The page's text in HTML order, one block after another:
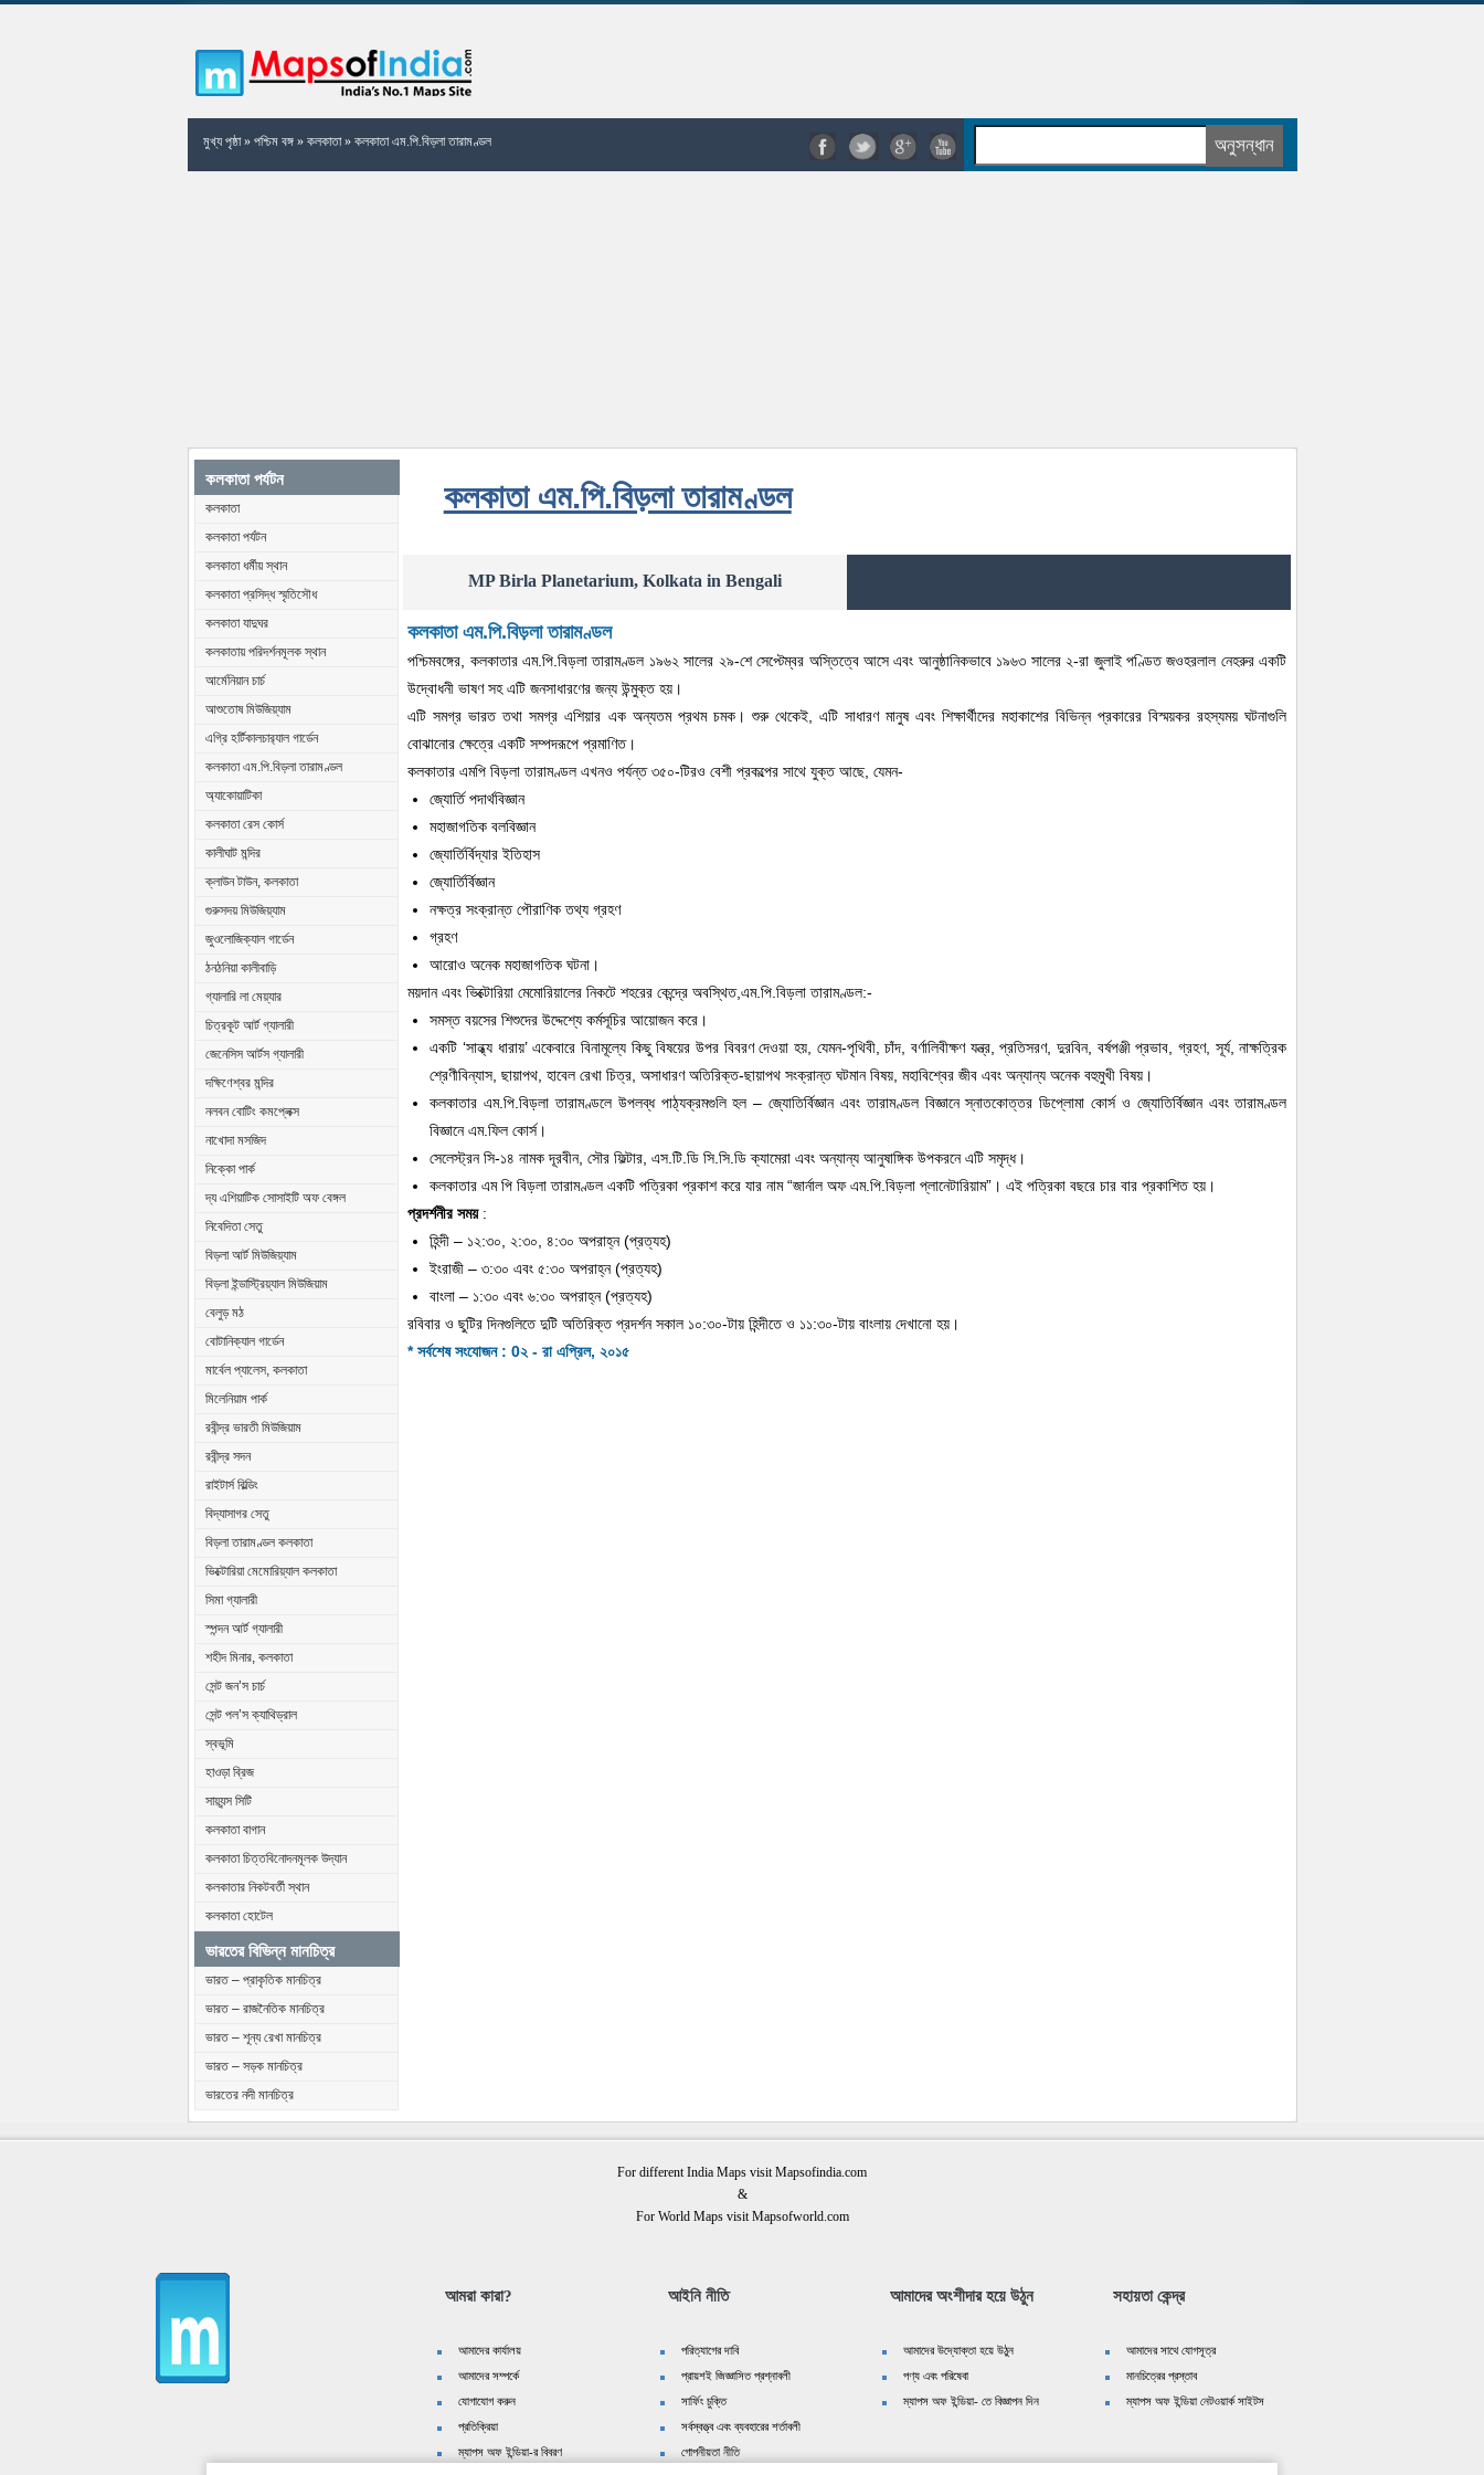
মুখ্য পৃষ্ঠা» পশ্চিম বঙ্গ» কলকাতা» কলকাতা এম.পি.বিড়লা তারামণ্ডল
কলকাতা পর্যটন
কলকাতা
কলকাতা পর্যটন
কলকাতা ধর্মীয় স্থান
কলকাতা প্রসিদ্ধ স্মৃতিসৌধ
কলকাতা যাদুঘর
কলকাতায় পরিদর্শনমূলক স্থান
আর্মেনিয়ান চার্চ
আশুতোষ মিউজিয়্যাম
এগ্রি হর্টিকালচার‍্যাল গার্ডেন
কলকাতা এম.পি.বিড়লা তারামণ্ডল
অ্যাকোয়াটিকা
কলকাতা রেস কোর্স
কালীঘাট মন্দির
ক্লাউন টাউন, কলকাতা
গুরুসদয় মিউজিয়্যাম
জুওলোজিক্যাল গার্ডেন
ঠনঠনিয়া কালীবাড়ি
গ্যালারি লা মেয়্যার
চিত্রকূট আর্ট গ্যালারী
জেনেসিস আর্টস গ্যালারী
দক্ষিণেশ্বর মন্দির
নলবন বোটিং কমপ্লেক্স
নাখোদা মসজিদ
নিক্কো পার্ক
দ্য এশিয়াটিক সোসাইটি অফ বেঙ্গল
নিবেদিতা সেতু
বিড়লা আর্ট মিউজিয়্যাম
বিড়লা ইন্ডাস্ট্রিয়্যাল মিউজিয়াম
বেলুড় মঠ
বোটানিক্যাল গার্ডেন
মার্বেল প্যালেস, কলকাতা
মিলেনিয়াম পার্ক
রবীন্দ্র ভারতী মিউজিয়াম
রবীন্দ্র সদন
রাইটার্স বিল্ডিং
বিদ্যাসাগর সেতু
বিড়লা তারামণ্ডল কলকাতা
ভিক্টোরিয়া মেমোরিয়্যাল কলকাতা
সিমা গ্যালারী
স্পন্দন আর্ট গ্যালারী
শহীদ মিনার, কলকাতা
সেন্ট জন’স চার্চ
সেন্ট পল’স ক্যাথিড্রাল
স্বভূমি
হাওড়া ব্রিজ
সায়্যন্স সিটি
কলকাতা বাগান
কলকাতা চিত্তবিনোদনমূলক উদ্যান
কলকাতার নিকটবর্তী স্থান
কলকাতা হোটেল
ভারতের বিভিন্ন মানচিত্র
ভারত – প্রাকৃতিক মানচিত্র
ভারত – রাজনৈতিক মানচিত্র
ভারত – শূন্য রেখা মানচিত্র
ভারত – সড়ক মানচিত্র
ভারতের নদী মানচিত্র
কলকাতা এম.পি.বিড়লা তারামণ্ডল
MP Birla Planetarium, Kolkata in Bengali
কলকাতা এম.পি.বিড়লা তারামণ্ডল
পশ্চিমবঙ্গের, কলকাতার এম.পি.বিড়লা তারামণ্ডল ১৯৬২ সালের ২৯-শে সেপ্টেম্বর অস্তিত্বে আসে এবং আনুষ্ঠানিকভাবে ১৯৬৩ সালের ২-রা জুলাই পণ্ডিত জওহরলাল নেহরুর একটি
উদ্বোধনী ভাষণ সহ এটি জনসাধারণের জন্য উন্মুক্ত হয়।
এটি সমগ্র ভারত তথা সমগ্র এশিয়ার এক অন্যতম প্রথম চমক। শুরু থেকেই, এটি সাধারণ মানুষ এবং শিক্ষার্থীদের মহাকাশের বিভিন্ন প্রকারের বিস্ময়কর রহস্যময় ঘটনাগুলি
বোঝানোর ক্ষেত্রে একটি সম্পদরূপে প্রমাণিত।
কলকাতার এমপি বিড়লা তারামণ্ডল এখনও পর্যন্ত ৩৫০-টিরও বেশী প্রকল্পের সাথে যুক্ত আছে, যেমন-
জ্যোর্তি পদার্থবিজ্ঞান
মহাজাগতিক বলবিজ্ঞান
জ্যোর্তির্বিদ্যার ইতিহাস
জ্যোর্তির্বিজ্ঞান
নক্ষত্র সংক্রান্ত পৌরাণিক তথ্য গ্রহণ
গ্রহণ
আরোও অনেক মহাজাগতিক ঘটনা।
ময়দান এবং ভিক্টোরিয়া মেমোরিয়ালের নিকটে শহরের কেন্দ্রে অবস্থিত,এম.পি.বিড়লা তারামণ্ডল:-
সমস্ত বয়সের শিশুদের উদ্দেশ্যে কর্মসূচির আয়োজন করে।
একটি ‘সান্ধ্য ধারায়’ একেবারে বিনামূল্যে কিছু বিষয়ের উপর বিবরণ দেওয়া হয়, যেমন-পৃথিবী, চাঁদ, বর্ণালিবীক্ষণ যন্ত্র, প্রতিসরণ, দুরবিন, বর্ষপঞ্জী প্রভাব, গ্রহণ, সূর্য, নাক্ষত্রিক
শ্রেণীবিন্যাস, ছায়াপথ, হাবেল রেখা চিত্র, অসাধারণ অতিরিক্ত-ছায়াপথ সংক্রান্ত ঘটমান বিষয়, মহাবিশ্বের জীব এবং অন্যান্য অনেক বহুমুখী বিষয়।
কলকাতার এম.পি.বিড়লা তারামণ্ডলে উপলব্ধ পাঠ্যক্রমগুলি হল – জ্যোতির্বিজ্ঞান এবং তারামণ্ডল বিজ্ঞানে স্নাতকোত্তর ডিপ্লোমা কোর্স ও জ্যোতির্বিজ্ঞান এবং তারামণ্ডল
বিজ্ঞানে এম.ফিল কোর্স।
সেলেস্ট্রন সি-১৪ নামক দূরবীন, সৌর ফিল্টার, এস.টি.ডি সি.সি.ডি ক্যামেরা এবং অন্যান্য আনুষাঙ্গিক উপকরনে এটি সমৃদ্ধ।
কলকাতার এম পি বিড়লা তারামণ্ডল একটি পত্রিকা প্রকাশ করে যার নাম “জার্নাল অফ এম.পি.বিড়লা প্লানেটারিয়াম”। এই পত্রিকা বছরে চার বার প্রকাশিত হয়।
প্রদর্শনীর সময় :
হিন্দী – ১২:৩০, ২:৩০, ৪:৩০ অপরাহ্ন (প্রত্যহ)
ইংরাজী – ৩:৩০ এবং ৫:৩০ অপরাহ্ন (প্রত্যহ)
বাংলা – ১:৩০ এবং ৬:৩০ অপরাহ্ন (প্রত্যহ)
রবিবার ও ছুটির দিনগুলিতে দুটি অতিরিক্ত প্রদর্শন সকাল ১০:৩০-টায় হিন্দীতে ও ১১:৩০-টায় বাংলায় দেখানো হয়।
* সর্বশেষ সংযোজন : 0২ - রা এপ্রিল, ২০১৫
For different India Maps visit Mapsofindia.com
&
For World Maps visit Mapsofworld.com
আমরা কারা?
আমাদের কার্যালয়
আমাদের সম্পর্কে
যোগাযোগ করুন
প্রতিক্রিয়া
ম্যাপস অফ ইন্ডিয়া-র বিবরণ
আইনি নীতি
পরিত্যাগের দাবি
প্রায়শই জিজ্ঞাসিত প্রশ্নাবলী
সার্ফিং চুক্তি
সর্বস্বত্ত্ব এবং ব্যবহারের শর্তাবলী
গোপনীয়তা নীতি
আমাদের অংশীদার হয়ে উঠুন
আমাদের উদ্যোক্তা হয়ে উঠুন
পণ্য এবং পরিষেবা
ম্যাপস অফ ইন্ডিয়া- তে বিজ্ঞাপন দিন
সহায়তা কেন্দ্র
আমাদের সাথে যোগসূত্র
মানচিত্রের প্রস্তাব
ম্যাপস অফ ইন্ডিয়া নেটওয়ার্ক সাইটস